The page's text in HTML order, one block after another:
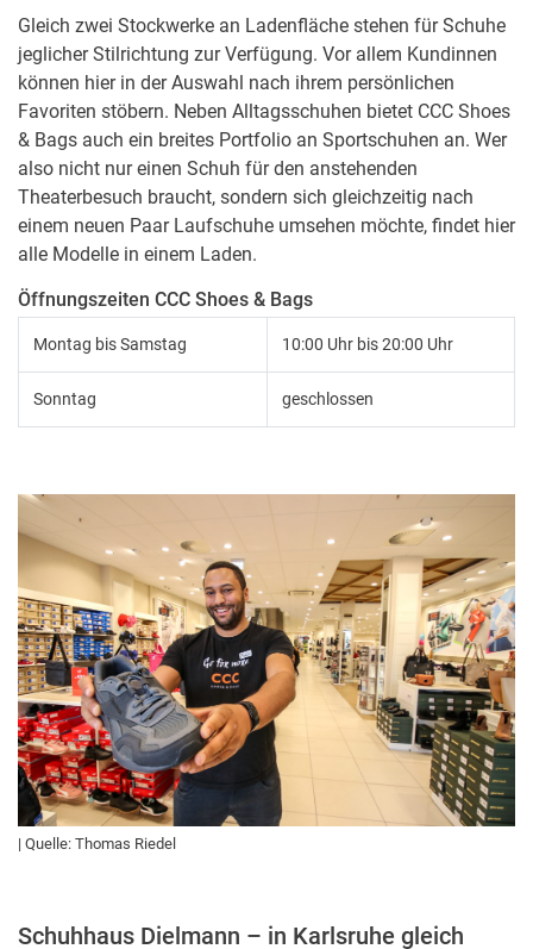
Gleich zwei Stockwerke an Ladenfläche stehen für Schuhe
jeglicher Stilrichtung zur Verfügung. Vor allem Kundinnen
können hier in der Auswahl nach ihrem persönlichen
Favoriten stöbern. Neben Alltagsschuhen bietet CCC Shoes
& Bags auch ein breites Portfolio an Sportschuhen an. Wer
also nicht nur einen Schuh für den anstehenden
Theaterbesuch braucht, sondern sich gleichzeitig nach
einem neuen Paar Laufschuhe umsehen möchte, findet hier
alle Modelle in einem Laden.
Öffnungszeiten CCC Shoes & Bags
Montag bis Samstag 10:00 Uhr bis 20:00 Uhr
Sonntag geschlossen
| Quelle: Thomas Riedel
Schuhhaus Dielmann – in Karlsruhe gleich